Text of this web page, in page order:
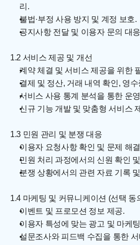
리.
불법·부정 사용 방지 및 계정 보호.
공지사항 전달 및 이용자 문의 대
1.2 서비스 제공 및 개선
계약 체결 및 서비스 제공을 위한
결제 및 정산, 거래 내역 확인, 영수
서비스 사용 통계 분석을 통한 운
신규 기능 개발 및 맞춤형 서비스
1.3 민원 관리 및 분쟁 대응
이용자 요청사항 확인 및 문제 해
민원 처리 과정에서의 신원 확인
분쟁 상황에서의 관련 자료 기록
1.4 마케팅 및 커뮤니케이션 (선택 동
이벤트 및 프로모션 정보 제공.
이용자 특성에 맞는 광고 및 마케
설문조사와 피드백 수집을 통한